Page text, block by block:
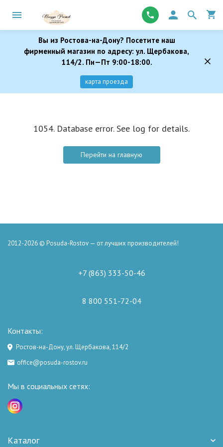
Вы из Ростова-на-Дону? Посетите наш
фирменный магазин по адресу: ул. Щербакова,
114/2. Пн—Пт 9:00-18:00.
карта проезда
1054. Database error. See log for details.
Перейти на главную
2012-2026 © Posuda-Rostov — от лучших производителей!
+7 (863) 333-50-46
8 800 551-72-04
Контакты:
Ростов-на-Дону, ул. Щербакова, 114/2
office@posuda-rostov.ru
Мы в социальных сетях:
Каталог